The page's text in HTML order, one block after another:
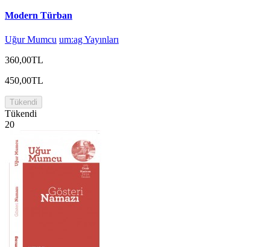
Modern Türban
Uğur Mumcu um:ag Yayınları
360,00TL
450,00TL
Tükendi
Tükendi
20